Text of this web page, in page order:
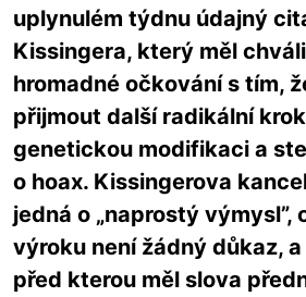
uplynulém týdnu údajný
Kissingera, který měl
hromadné očkování s tím,
přijmout další radikální
genetickou modifikaci a
o hoax. Kissingerova
jedná o „naprostý výmysl”,
výroku není žádný důkaz,
před kterou měl slova